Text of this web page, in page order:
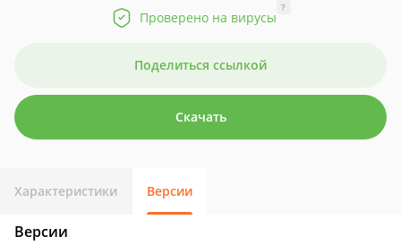
Проверено на вирусы
?
Поделиться ссылкой
Скачать
Характеристики Версии
Версии